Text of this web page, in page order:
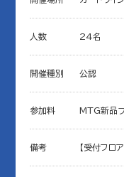
人数 24名
開催種別 公認
参加料 MTG新品
備考 【受付フロ